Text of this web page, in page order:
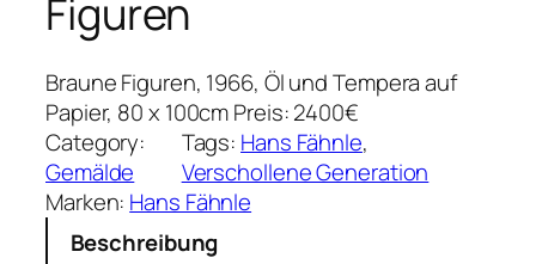
Figuren
Braune Figuren, 1966, Öl und Tempera auf
Papier, 80 x 100cm Preis: 2400€
Category:
Gemälde
Tags: Hans Fähnle
Verschollene Generation
Marken: Hans Fähnle
Beschreibung